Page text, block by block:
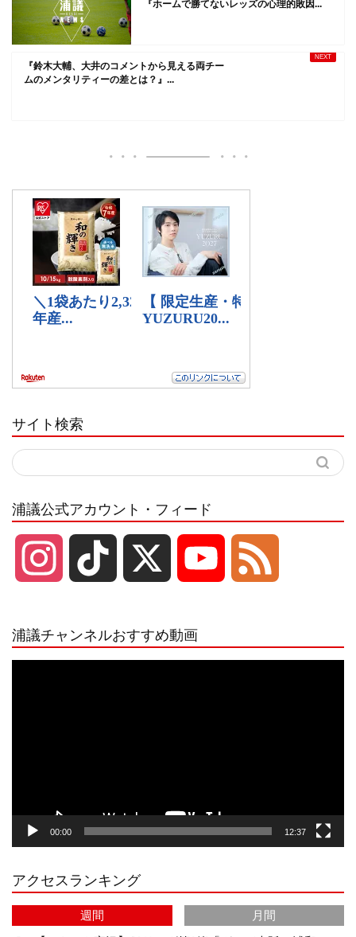
『ホームで勝てないレッズの心理的敗因...
『鈴木大輔、大井のコメントから見える両チー
ムのメンタリティーの差とは？』...
サイト検索
浦議公式アカウント・フィード
r
a
e
C
浦議チャンネルおすすめ動画
00:00 12:37
アクセスランキング
週間
月間